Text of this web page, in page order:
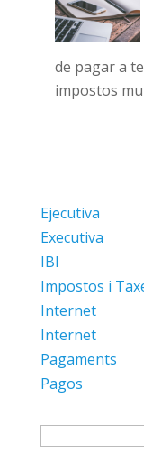
de pagar a
impostos
Ejecutiva
Executiva
IBI
Impostos i
Internet
Internet
Pagaments
Pagos